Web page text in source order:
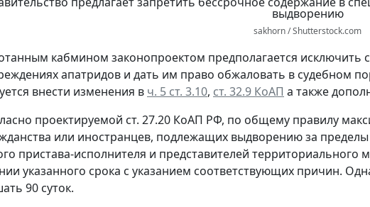
sakhorn / Shutterstock.com
кабмином законопроектом предполагается исключить
апатридов и дать им право обжаловать в судебном
внести изменения в ч. 5 ст. 3.10, ст. 32.9 КоАП а также
проектируемой ст. 27.20 КоАП РФ, по общему правилу
или иностранцев, подлежащих выдворению за пределы
пристава-исполнителя и представителей территориального
указанного срока с указанием соответствующих причин.
90 суток.